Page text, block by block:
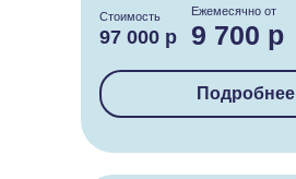
9 700 р
97 000 р
Ежемесячно от
Стоимость
Подробнее